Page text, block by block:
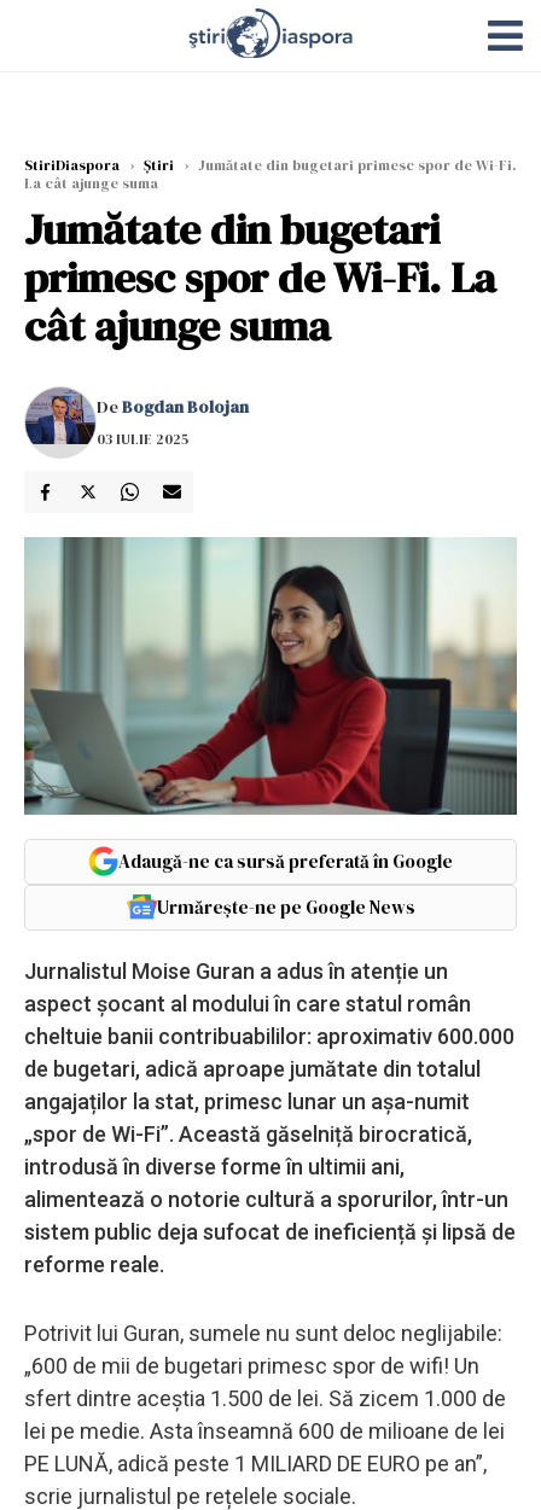
StiriDiaspora › Știri › Jumătate din bugetari primesc spor de Wi-Fi.
La cât ajunge suma
Jumătate din bugetari
primesc spor de Wi-Fi. La
cât ajunge suma
DeBogdan Bolojan
03 IULIE 2025
Adaugă-ne ca sursă preferată în Google
Urmărește-ne pe Google News
Jurnalistul Moise Guran a adus în atenție un
aspect șocant al modului în care statul român
cheltuie banii contribuabililor: aproximativ 600.000
de bugetari, adică aproape jumătate din totalul
angajaților la stat, primesc lunar un așa-numit
„spor de Wi-Fi”. Această găselniță birocratică,
introdusă în diverse forme în ultimii ani,
alimentează o notorie cultură a sporurilor, într-un
sistem public deja sufocat de ineficiență și lipsă de
reforme reale.
Potrivit lui Guran, sumele nu sunt deloc neglijabile:
„600 de mii de bugetari primesc spor de wifi! Un
sfert dintre aceștia 1.500 de lei. Să zicem 1.000 de
lei pe medie. Asta înseamnă 600 de milioane de lei
PE LUNĂ, adică peste 1 MILIARD DE EURO pe an”,
scrie jurnalistul pe rețelele sociale.